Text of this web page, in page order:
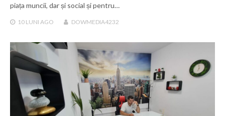
piața muncii, dar și social și pentru…
10 LUNI AGO DOWMEDIA4232